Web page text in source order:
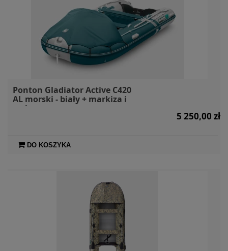
Ponton Gladiator Active C420
AL morski - biały + markiza i
torby
5 250,00 zł
DO KOSZYKA